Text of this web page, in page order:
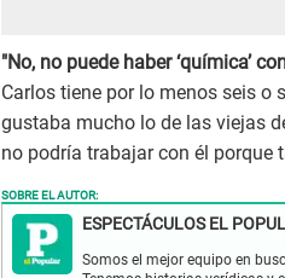
"No, no puede haber ‘química’
Carlos tiene por lo menos seis o
gustaba mucho lo de las viejas
no podría trabajar con él porque
SOBRE EL AUTOR:
ESPECTÁCULOS EL
Somos el mejor equipo en